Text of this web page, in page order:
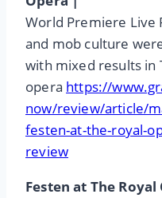
World Premiere Live
and mob culture
with mixed results in
opera https://
now/review/article/
festen-at-the-royal-
review
Festen at The